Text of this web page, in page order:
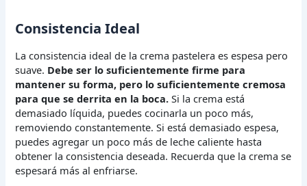
Consistencia Ideal
La consistencia ideal de la crema pastelera es espesa pero
suave. Debe ser lo suficientemente firme para
mantener su forma, pero lo suficientemente cremosa
para que se derrita en la boca. Si la crema está
demasiado líquida, puedes cocinarla un poco más,
removiendo constantemente. Si está demasiado espesa,
puedes agregar un poco más de leche caliente hasta
obtener la consistencia deseada. Recuerda que la crema se
espesará más al enfriarse.